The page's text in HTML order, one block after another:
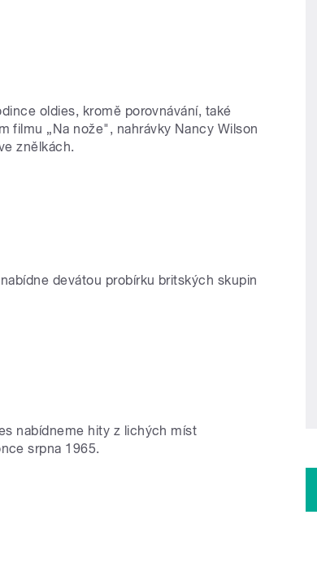
oldies, kromě porovnávání, také
filmu „Na nože", nahrávky Nancy Wilson
znělkách.
devátou probírku britských skupin
nabídneme hity z lichých míst
srpna 1965.